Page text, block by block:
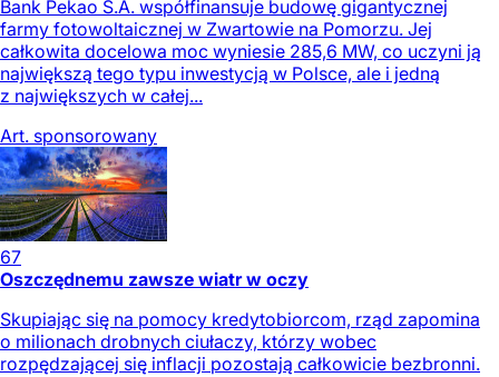
Bank Pekao S.A. współfinansuje budowę gigantycznej
farmy fotowoltaicznej w Zwartowie na Pomorzu. Jej
całkowita docelowa moc wyniesie 285,6 MW, co uczyni ją
największą tego typu inwestycją w Polsce, ale i jedną
z największych w całej...
Art. sponsorowany
67
Oszczędnemu zawsze wiatr w oczy
Skupiając się na pomocy kredytobiorcom, rząd zapomina
o milionach drobnych ciułaczy, którzy wobec
rozpędzającej się inflacji pozostają całkowicie bezbronni.